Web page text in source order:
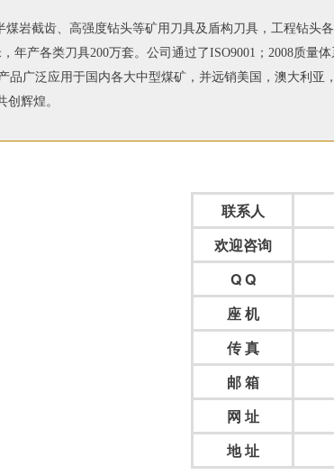
煤岩截齿、高强度钻头等矿用刀具及盾构刀具，工程钻头
年产各类刀具200万套。公司通过了ISO9001；2008质
品广泛应用于国内各大中型煤矿，并远销美国，澳大利
辉煌。
联系人
欢迎咨询
Q Q
座 机
传 真
邮 箱
网 址
地 址